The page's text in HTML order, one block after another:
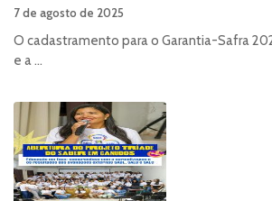
7 de agosto de 2025
O cadastramento para o Garantia-Safra
e a ...